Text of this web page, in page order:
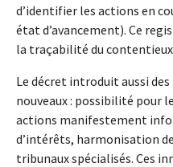
d’identifier les actions en
état d’avancement). Ce
la traçabilité du
Le décret introduit aussi
nouveaux : possibilité pour
actions manifestement
d’intérêts, harmonisation
tribunaux spécialisés. Ces